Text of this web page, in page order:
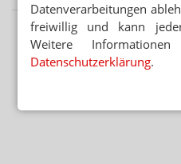
Datenverarbeitungen
freiwillig und kann
Weitere
Datenschutzerklärung.